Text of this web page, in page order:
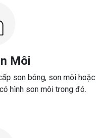
Môi
son bóng, son môi hoặc
hình son môi trong đó.